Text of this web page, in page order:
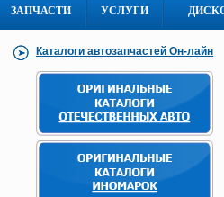
ЗАПЧАСТИ УСЛУГИ
Каталоги автозапчастей Он-лайн